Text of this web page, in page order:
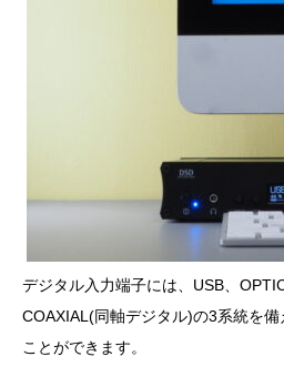
デジタル入力端子には、USB、
COAXIAL(同軸デジタル)の3系統を
ことができます。